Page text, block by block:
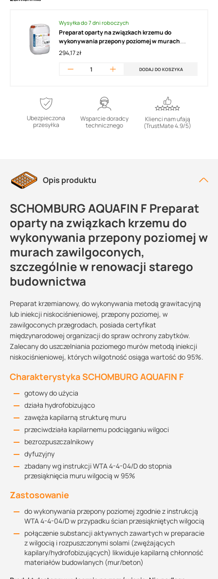
Wysyłka do 7 dni roboczych
Preparat oparty na związkach krzemu do
wykonywania przepony poziomej w murach
zawilgoconych, szczególnie w renowacji starego
294,17 zł
DODAJ DO KOSZYKA
Ubezpieczona
przesyłka
Wsparcie doradcy
technicznego
Klienci nam ufają
(TrustMate 4.9/5)
Opis produktu
SCHOMBURG AQUAFIN F Preparat
oparty na związkach krzemu do
wykonywania przepony poziomej w
murach zawilgoconych,
szczególnie w renowacji starego
budownictwa
Preparat krzemianowy, do wykonywania metodą grawitacyjną
lub iniekcji niskociśnieniowej, przepony poziomej, w
zawilgoconych przegrodach, posiada certyfikat
międzynarodowej organizacji do spraw ochrony zabytków.
Zalecany do uszczelniania poziomego murów metodą iniekcji
niskociśnieniowej, których wilgotność osiąga wartość do 95%.
Charakterystyka SCHOMBURG AQUAFIN F
gotowy do użycia
działa hydrofobizująco
zawęża kapilarną strukturę muru
przeciwdziała kapilarnemu podciąganiu wilgoci
bezrozpuszczalnikowy
dyfuzyjny
zbadany wg instrukcji WTA 4-4-04/D do stopnia
przesiąknięcia muru wilgocią w 95%
Zastosowanie
do wykonywania przepony poziomej zgodnie z instrukcją
WTA 4-4-04/D w przypadku ścian przesiąkniętych wilgocią
połączenie substancji aktywnych zawartych w preparacie
z wilgocią i rozpuszczonymi solami (zwężających
kapilary/hydrofobizujących) likwiduje kapilarną chłonność
materiałów budowlanych (mur/beton)